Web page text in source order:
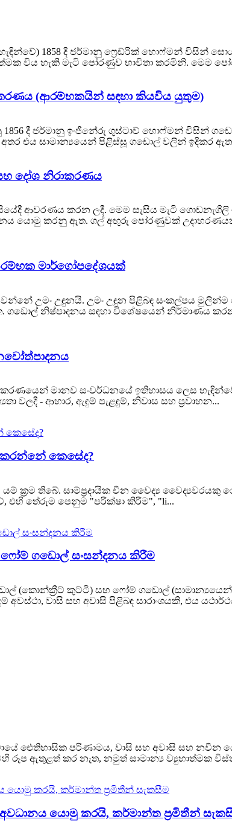
1858 දී ජර්මානු ෆ්‍රෙඩ්රික් හොෆ්මන් විසින්
විය හැකි මැටි පෝරණුව භාවිතා කරමිනි. මෙම
(ආරම්භකයින් සඳහා කියවිය යුතුම)
දී ජර්මානු ඉංජිනේරු ගුස්ටාව් හොෆ්මන් විසින්
එය සාමාන්‍යයෙන් පිළිස්සූ ගඩොල් වලින් ඉදිකර
දෝශ නිරාකරණය
ආවරණය කරන ලදී. මෙම සැසිය මැටි ගොඩනැගිලි
යොමු කරනු ඇත. ගල් අඟුරු පෝරණුවක්
මාර්ගෝපදේශයක්
උමං උඳුනයි. උමං උඳුන පිළිබඳ සංකල්පය
ගඩොල් නිෂ්පාදනය සඳහා විශේෂයෙන් නිර්මාණය
මානව සංවර්ධනයේ ඉතිහාසය ලෙස
වලදී - ආහාර, ඇඳුම් පැළඳුම්, නිවාස සහ ප්‍රවාහන...
කෙසේද?
ක්‍රම තිබේ. සාම්ප්‍රදායික චීන වෛද්‍ය වෛද්‍යවරයකු
එහි තේරුම පෙනුම "පරීක්ෂා කිරීම", "li...
ගඩොල් සංසන්දනය කිරීම
(කොන්ක්‍රීට් කුට්ටි) සහ ෆෝම් ගඩොල්
වාසි සහ අවාසි පිළිබඳ සාරාංශයකි, එය
ඓතිහාසික පරිණාමය, වාසි සහ අවාසි සහ නවීන
රූප ඇතුළත් කර නැත, නමුත් සාමාන්‍ය ව්‍යුහාත්මක
යොමු කරයි, කර්මාන්ත ප්‍රමිතීන්